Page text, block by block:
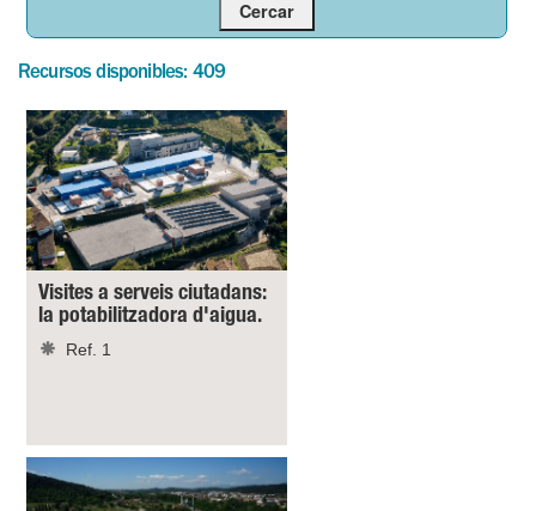
Recursos disponibles: 409
Visites a serveis ciutadans:
la potabilitzadora d'aigua.
Ref. 1